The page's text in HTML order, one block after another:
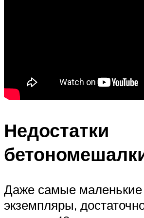
Недостатки
Даже самые маленькие
экземпляры,